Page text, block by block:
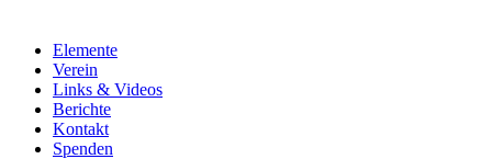
Elemente
Verein
Links & Videos
Berichte
Kontakt
Spenden